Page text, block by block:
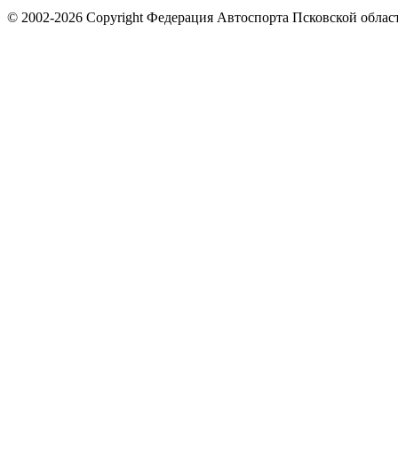
© 2002-2026 Copyright Федерация Автоспорта Псковской